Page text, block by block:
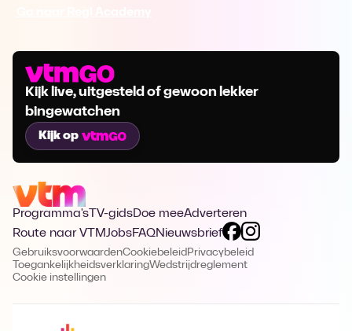
Kijk live, uitgesteld of gewoon lekker
bingewatchen
Kijk op
Programma's TV-gidsDoe meeAdverteren
Route naar VTMJobsFAQNieuwsbrief
GebruiksvoorwaardenCookiebeleid Privacybeleid
ToegankelijkheidsverklaringWedstrijdreglement
Cookie instellingen